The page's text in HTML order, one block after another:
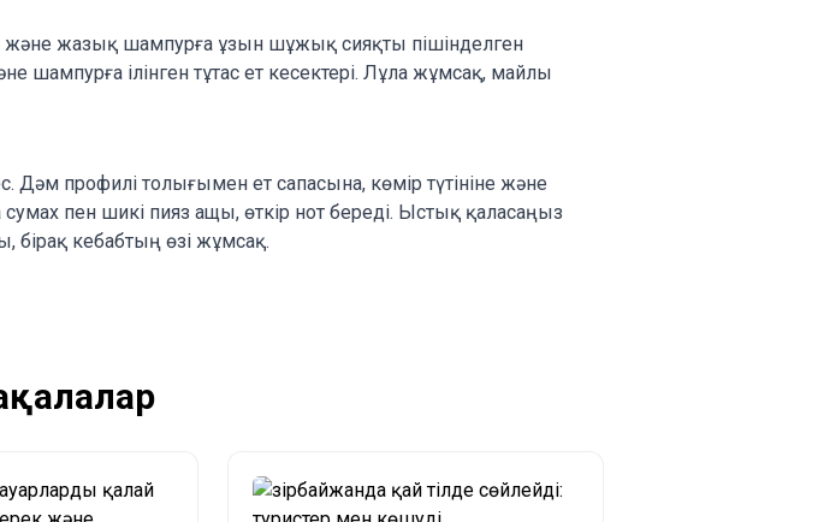
жазық шампурға ұзын шұжық сияқты пішінделген
шампурға ілінген тұтас ет кесектері. Лұла жұмсақ, майлы
Дәм профилі толығымен ет сапасына, көмір түтініне және
пен шикі пияз ащы, өткір нот береді. Ыстық қаласаңыз
бірақ кебабтың өзі жұмсақ.